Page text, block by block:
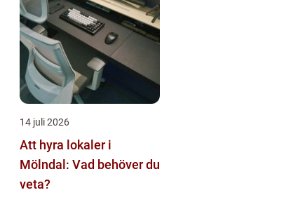
14 juli 2026
Att hyra lokaler i
Mölndal: Vad behöver du
veta?